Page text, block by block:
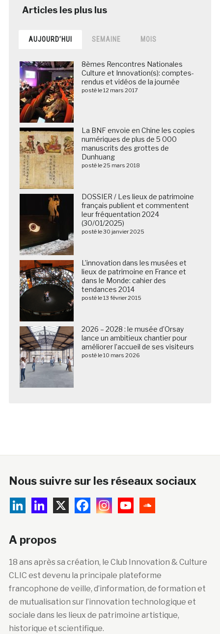
AUJOURD’HUI SEMAINE MOIS
8èmes Rencontres Nationales
Culture et Innovation(s): comptes-
rendus et vidéos de la journée
posté le 12 mars 2017
La BNF envoie en Chine les copies
numériques de plus de 5 000
manuscrits des grottes de
Dunhuang
posté le 25 mars 2018
DOSSIER / Les lieux de patrimoine
français publient et commentent
leur fréquentation 2024
(30/01/2025)
posté le 30 janvier 2025
L’innovation dans les musées et
lieux de patrimoine en France et
dans le Monde: cahier des
tendances 2014
posté le 13 février 2015
2026 – 2028 : le musée d’Orsay
lance un ambitieux chantier pour
améliorer l’accueil de ses visiteurs
posté le 10 mars 2026
Nous suivre sur les réseaux sociaux
A propos
18 ans après sa création, le Club Innovation & Culture
CLIC est devenu la principale plateforme
francophone de veille, d’information, de formation et
de mutualisation sur l’innovation technologique et
sociale dans les lieux de patrimoine artistique,
historique et scientifique.